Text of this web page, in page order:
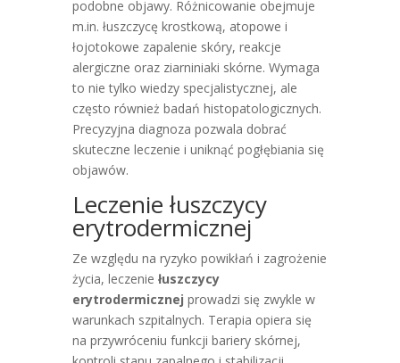
podobne objawy. Różnicowanie obejmuje
m.in. łuszczycę krostkową, atopowe i
łojotokowe zapalenie skóry, reakcje
alergiczne oraz ziarniniaki skórne. Wymaga
to nie tylko wiedzy specjalistycznej, ale
często również badań histopatologicznych.
Precyzyjna diagnoza pozwala dobrać
skuteczne leczenie i uniknąć pogłębiania się
objawów.
Leczenie łuszczycy
erytrodermicznej
Ze względu na ryzyko powikłań i zagrożenie
życia, leczenie łuszczycy
erytrodermicznej prowadzi się zwykle w
warunkach szpitalnych. Terapia opiera się
na przywróceniu funkcji bariery skórnej,